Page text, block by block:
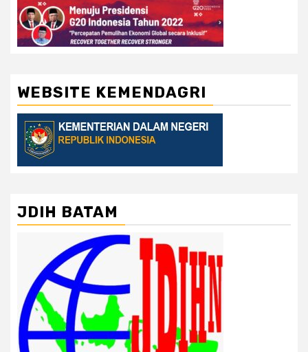
WEBSITE KEMENDAGRI
JDIH BATAM